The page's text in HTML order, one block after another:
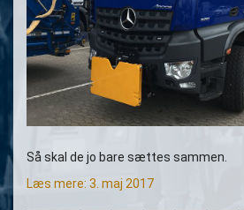
Så skal de jo bare sættes sammen.
Læs mere: 3. maj 2017